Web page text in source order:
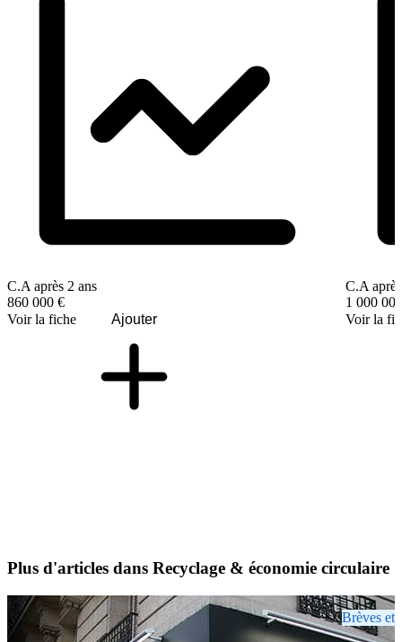
C.A après 2 ans
860 000 €
Voir la fiche
Ajouter
C.A
1 000
Voir la
Plus d'articles dans Recyclage & économie circulaire
Brèves et